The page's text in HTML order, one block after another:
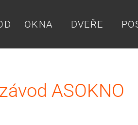
OKNA DVEŘE
ASOKNO